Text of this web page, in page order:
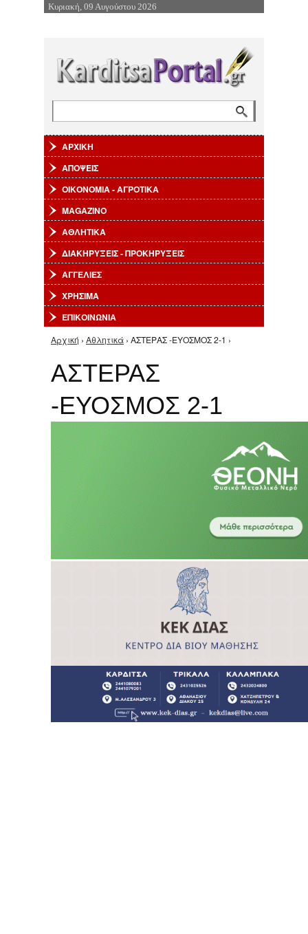
Επιστροφή στην Πλοήγηση
Κυριακή, 09 Αυγούστου 2026
ΑΡΧΙΚΗ
ΑΠΟΨΕΙΣ
ΟΙΚΟΝΟΜΙΑ - ΑΓΡΟΤΙΚΑ
MAGAZINO
ΑΘΛΗΤΙΚΑ
ΔΙΑΚΗΡΥΞΕΙΣ - ΠΡΟΚΗΡΥΞΕΙΣ
ΑΓΓΕΛΙΕΣ
ΧΡΗΣΙΜΑ
ΕΠΙΚΟΙΝΩΝΙΑ
Είστε εδώ
Αρχική › Αθλητικά › ΑΣΤΕΡΑΣ -ΕΥΟΣΜΟΣ 2-1 ›
ΑΣΤΕΡΑΣ
-ΕΥΟΣΜΟΣ 2-1